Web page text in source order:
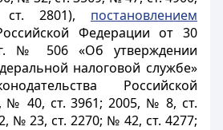
2801), постановлением
Федерации от 30
№ 506 «Об утверждении
налоговой службе»
Российской
№ 40, ст. 3961; 2005, № 8, ст.
№ 23, ст. 2270; № 42, ст. 4277;